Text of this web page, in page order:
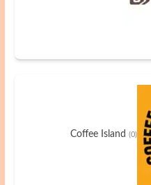
Coffee Island (0)